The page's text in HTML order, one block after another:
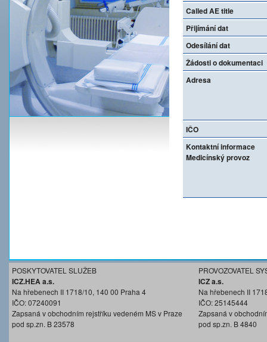
Called AE title
Přijímání dat
Odesílání dat
Žádosti o dokumentaci
Adresa
IČO
Kontaktní informace
Medicínský provoz
POSKYTOVATEL SLUŽEB
ICZ.HEA a.s.
Na hřebenech II 1718/10, 140 00 Praha 4
IČO: 07240091
Zapsaná v obchodním rejstříku vedeném MS v Praze
pod sp.zn. B 23578
PROVOZOVATEL
ICZ a.s.
Na hřebenech II
IČO: 25145444
Zapsaná v
pod sp.zn. B 4840